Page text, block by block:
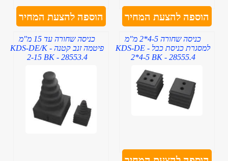
הוספה להצעת המחיר הוספה להצעת המחיר
כניסה שחורה 4-5*2 מ"מ
למסגרת כניסת כבל - KDS-DE
2*4-5 BK - 28555.4
כניסה שחורה עד 15 מ"מ
פיטמה זנב קטנה - KDS-DE/K
2-15 BK - 28553.4